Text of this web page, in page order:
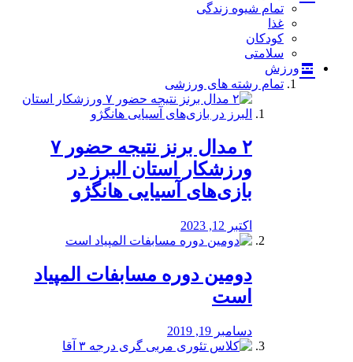
تمام شیوه زندگی
غذا
کودکان
سلامتی
ورزش
تمام رشته های ورزشی
۲ مدال برنز نتیجه حضور ۷
ورزشکار استان البرز در
بازی‌های آسیایی هانگژو
اکتبر 12, 2023
دومین دوره مسابفات المپیاد
است
دسامبر 19, 2019